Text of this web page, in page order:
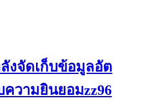
งจัดเก็บข้อมูลอัต
วามยินยอมzz96